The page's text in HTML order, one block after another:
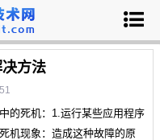
方法
的死机：1.运行某些应用程序
机现象：造成这种故障的原